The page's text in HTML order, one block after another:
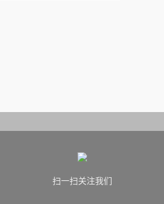
扫一扫关注我们